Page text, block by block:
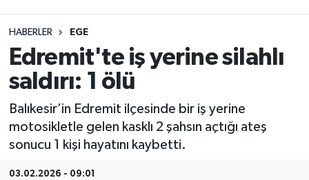
HABERLER EGE
Edremit'te iş yerine silahlı
saldırı: 1 ölü
Balıkesir’in Edremit ilçesinde bir iş yerine
motosikletle gelen kasklı 2 şahsın açtığı ateş
sonucu 1 kişi hayatını kaybetti.
03.02.2026 - 09:01
GÜNCEL
ÖZEL HABER
Programlar